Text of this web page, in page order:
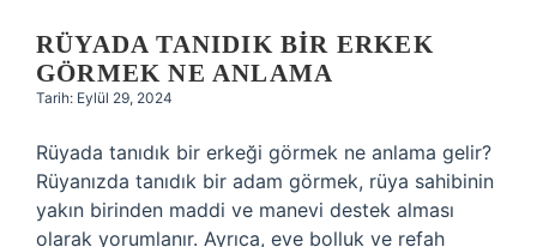
RÜYADA TANIDIK BIR ERKEK
GÖRMEK NE ANLAMA
Tarih: Eylül 29, 2024
Rüyada tanıdık bir erkeği görmek ne anlama gelir?
Rüyanızda tanıdık bir adam görmek, rüya sahibinin
yakın birinden maddi ve manevi destek alması
olarak yorumlanır. Ayrıca, eve bolluk ve refah